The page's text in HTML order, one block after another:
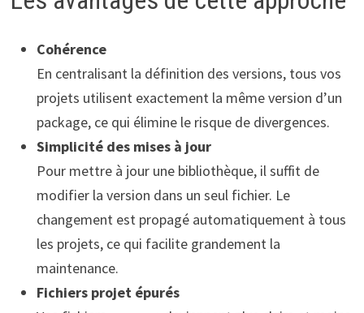
Cohérence
En centralisant la définition des versions, tous vos
projets utilisent exactement la même version d’un
package, ce qui élimine le risque de divergences.
Simplicité des mises à jour
Pour mettre à jour une bibliothèque, il suffit de
modifier la version dans un seul fichier. Le
changement est propagé automatiquement à tous
les projets, ce qui facilite grandement la
maintenance.
Fichiers projet épurés